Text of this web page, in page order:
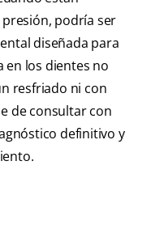
podría ser
diseñada para
en los dientes no
resfriado ni con
de consultar con
definitivo y